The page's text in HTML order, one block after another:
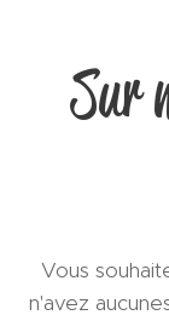
Sur
Vous
n'avez